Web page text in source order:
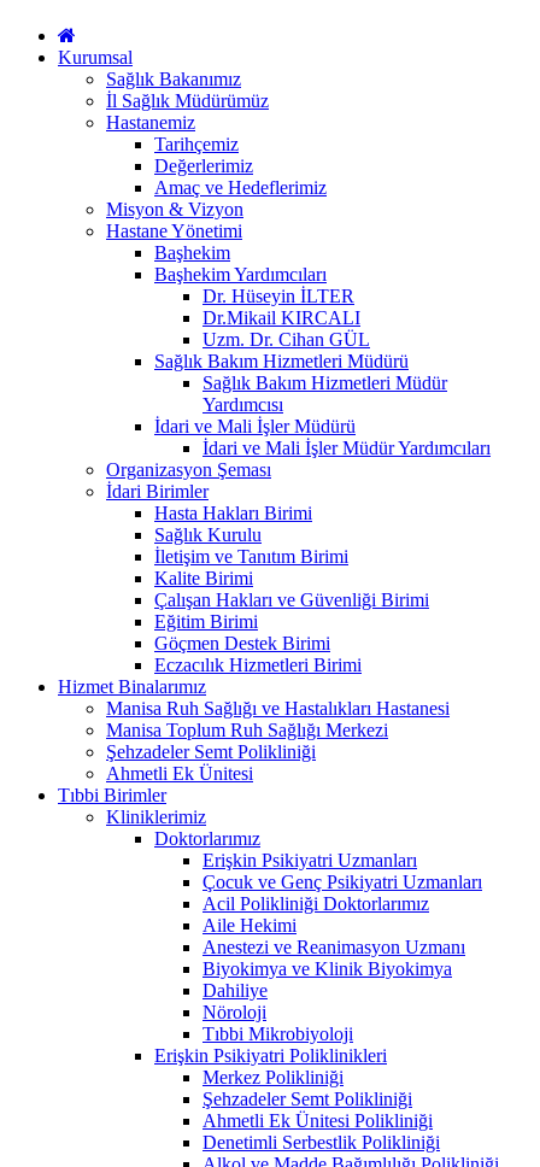
Kurumsal
Sağlık Bakanımız
İl Sağlık Müdürümüz
Hastanemiz
Tarihçemiz
Değerlerimiz
Amaç ve Hedeflerimiz
Misyon & Vizyon
Hastane Yönetimi
Başhekim
Başhekim Yardımcıları
Dr. Hüseyin İLTER
Dr.Mikail KIRCALI
Uzm. Dr. Cihan GÜL
Sağlık Bakım Hizmetleri Müdürü
Sağlık Bakım Hizmetleri Müdür
Yardımcısı
İdari ve Mali İşler Müdürü
İdari ve Mali İşler Müdür Yardımcıları
Organizasyon Şeması
İdari Birimler
Hasta Hakları Birimi
Sağlık Kurulu
İletişim ve Tanıtım Birimi
Kalite Birimi
Çalışan Hakları ve Güvenliği Birimi
Eğitim Birimi
Göçmen Destek Birimi
Eczacılık Hizmetleri Birimi
Hizmet Binalarımız
Manisa Ruh Sağlığı ve Hastalıkları Hastanesi
Manisa Toplum Ruh Sağlığı Merkezi
Şehzadeler Semt Polikliniği
Ahmetli Ek Ünitesi
Tıbbi Birimler
Kliniklerimiz
Doktorlarımız
Erişkin Psikiyatri Uzmanları
Çocuk ve Genç Psikiyatri Uzmanları
Acil Polikliniği Doktorlarımız
Aile Hekimi
Anestezi ve Reanimasyon Uzmanı
Biyokimya ve Klinik Biyokimya
Dahiliye
Nöroloji
Tıbbi Mikrobiyoloji
Erişkin Psikiyatri Poliklinikleri
Merkez Polikliniği
Şehzadeler Semt Polikliniği
Ahmetli Ek Ünitesi Polikliniği
Denetimli Serbestlik Polikliniği